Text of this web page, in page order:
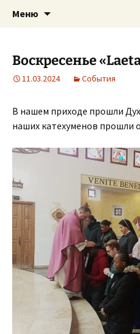
Римско-
церковь в
Приход святого
Меню
Воскресенье
11.03.2024 События
В нашем приходе прошли
наших катехуменов прошли